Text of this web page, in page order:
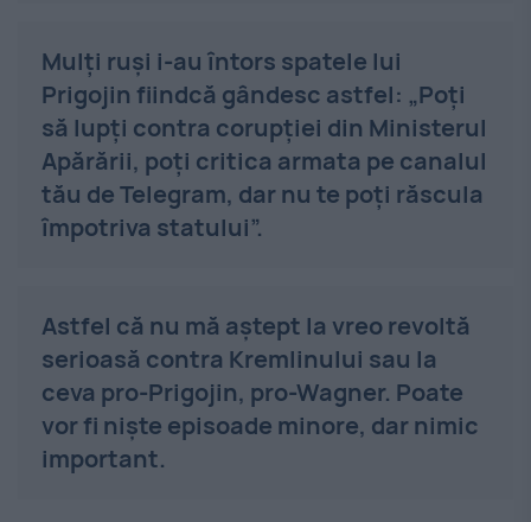
Mulți ruși i-au întors spatele lui
Prigojin fiindcă gândesc astfel: „Poți
să lupți contra corupției din Ministerul
Apărării, poți critica armata pe canalul
tău de Telegram, dar nu te poți răscula
împotriva statului”.
Astfel că nu mă aștept la vreo revoltă
serioasă contra Kremlinului sau la
ceva pro-Prigojin, pro-Wagner. Poate
vor fi niște episoade minore, dar nimic
important.